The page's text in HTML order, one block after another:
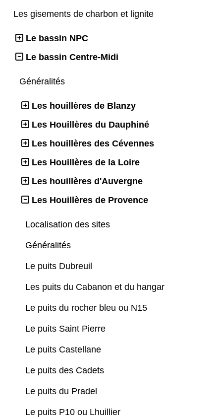
Les gisements de charbon et lignite
Le bassin NPC
Le bassin Centre-Midi
Généralités
Les houillères de Blanzy
Les Houillères du Dauphiné
Les houillères des Cévennes
Les Houillères de la Loire
Les houillères d'Auvergne
Les Houillères de Provence
Localisation des sites
Généralités
Le puits Dubreuil
Les puits du Cabanon et du hangar
Le puits du rocher bleu ou N15
Le puits Saint Pierre
Le puits Castellane
Le puits des Cadets
Le puits du Pradel
Le puits P10 ou Lhuillier